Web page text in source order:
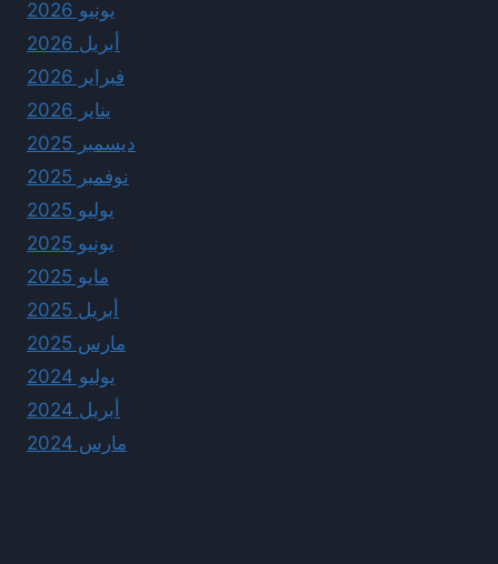
يونيو 2026
أبريل 2026
فبراير 2026
يناير 2026
ديسمبر 2025
نوفمبر 2025
يوليو 2025
يونيو 2025
مايو 2025
أبريل 2025
مارس 2025
يوليو 2024
أبريل 2024
مارس 2024